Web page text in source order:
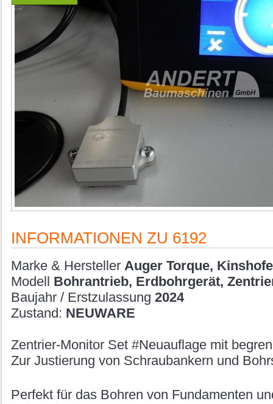
INFORMATIONEN ZU 6192
Marke & Hersteller Auger Torque,
Modell Bohrantrieb, Erdbohrgerät,
Baujahr / Erstzulassung 2024
Zustand: NEUWARE
Zentrier-Monitor Set #Neuauflage mit
Zur Justierung von Schraubankern und
Perfekt für das Bohren von Fundamenten